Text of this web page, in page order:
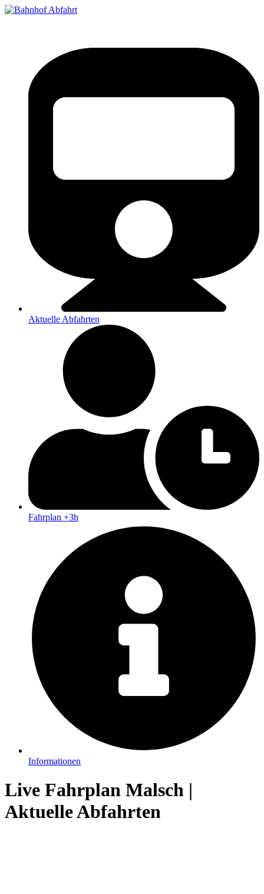
Aktuelle Abfahrten
Fahrplan +3h
Informationen
Live Fahrplan Malsch |
Aktuelle Abfahrten